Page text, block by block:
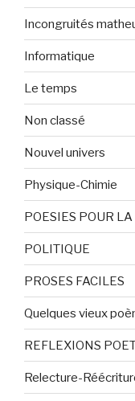
Incongruités
Informatique
Le temps
Non classé
Nouvel univers
Physique-Chimie
POESIES POUR LA
POLITIQUE
PROSES FACILES
Quelques vieux
REFLEXIONS
Relecture-